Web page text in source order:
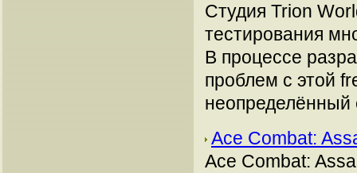
Студия Trion
тестирования
В процессе
проблем с этой
неопределённый
Ace Combat:
Ace Combat: